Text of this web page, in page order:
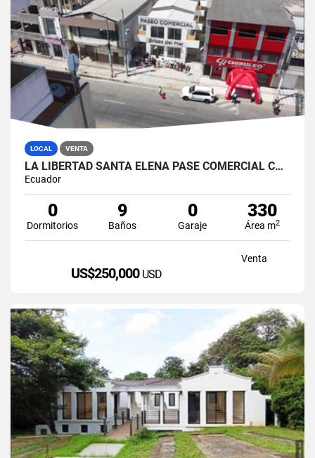
LOCAL VENTA
LA LIBERTAD SANTA ELENA PASE COMERCIAL CON 8 LOCALES EN VENTA
Ecuador
0
Dormitorios
9
Baños
0
Garaje
330
Área m2
Venta
US$250,000 USD